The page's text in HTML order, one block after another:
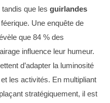
que les guirlandes
Une enquête de
que 84 % des
influence leur humeur.
d’adapter la luminosité
les activités. En multipliant
stratégiquement, il est